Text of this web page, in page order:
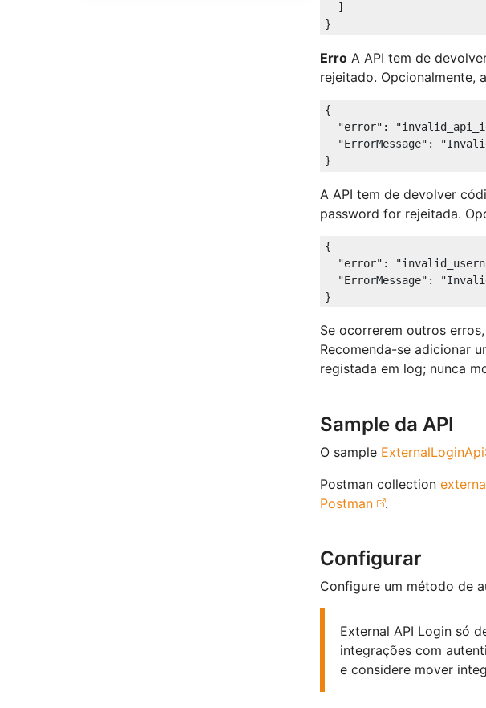
  ]
Erro A API tem de
rejeitado. Opcionalmente,
{
"error" :
"ErrorMessage" :
A API tem de devolver
password for rejeitada.
{
"error" :
"ErrorMessage" :
Se ocorrerem outros
Recomenda-se adicionar
registada em log; nunca
Sample da API
O sample
Postman collection
Postman
.
Configurar
Configure um método de
External API Login só
integrações com
e considere mover